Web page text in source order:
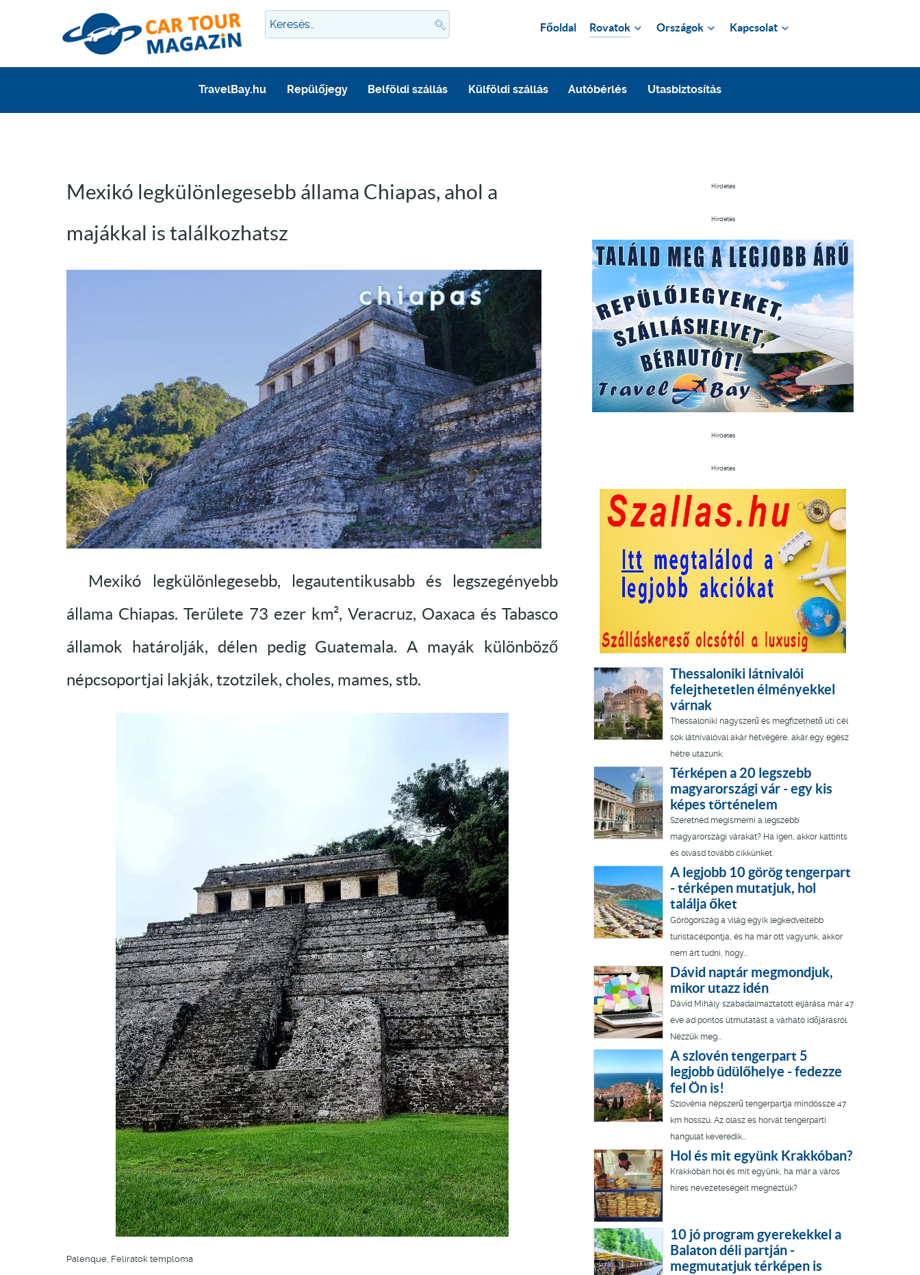
Főoldal Rovatok Országok Kapcsolat
TravelBay.hu Repülőjegy Belföldi szállás Külföldi szállás Autóbérlés Utasbiztosítás
Mexikó legkülönlegesebb állama Chiapas, ahol a
majákkal is találkozhatsz
Mexikó legkülönlegesebb, legautentikusabb és legszegényebb
állama Chiapas. Területe 73 ezer km², Veracruz, Oaxaca és Tabasco
államok határolják, délen pedig Guatemala. A mayák különböző
népcsoportjai lakják, tzotzilek, choles, mames, stb.
Palenque, Feliratok temploma
Hirdetés
Hirdetés
Hirdetés
Hirdetés
Thessaloniki látnivalói
felejthetetlen élményekkel
várnak
Thessaloniki nagyszerű és megfizethető úti cél
sok látnivalóval akár hétvégére, akár egy egész
hétre utazunk.
Térképen a 20 legszebb
magyarországi vár - egy kis
képes történelem
Szeretnéd megismerni a legszebb
magyarországi várakat? Ha igen, akkor kattints
és olvasd tovább cikkünket.
A legjobb 10 görög tengerpart
- térképen mutatjuk, hol
találja őket
Görögország a világ egyik legkedveltebb
turistacélpontja, és ha már ott vagyunk, akkor
nem árt tudni, hogy...
Dávid naptár megmondjuk,
mikor utazz idén
Dávid Mihály szabadalmaztatott eljárása már 47
éve ad pontos útmutatást a várható időjárásról.
Nézzük meg...
A szlovén tengerpart 5
legjobb üdülőhelye - fedezze
fel Ön is!
Szlovénia népszerű tengerpartja mindössze 47
km hosszú. Az olasz és horvát tengerparti
hangulat keveredik...
Hol és mit együnk Krakkóban?
Krakkóban hol és mit együnk, ha már a város
híres nevezeteségeit megnéztük?
10 jó program gyerekekkel a
Balaton déli partján -
megmutatjuk térképen is